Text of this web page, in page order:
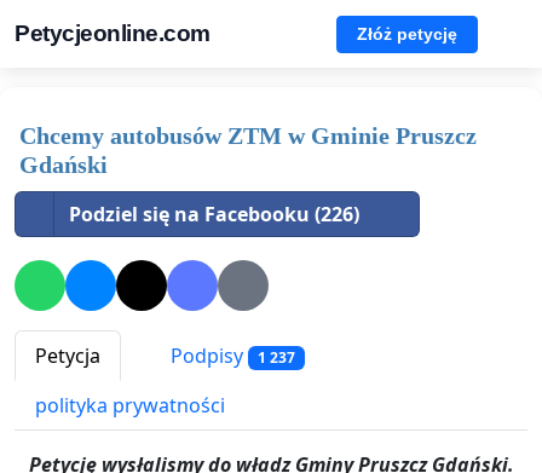
Petycjeonline.com Złóż petycję
Chcemy autobusów ZTM w Gminie Pruszcz
Gdański
Podziel się na Facebooku (226)
Petycja Podpisy 1 237
polityka prywatności
Petycję wysłalismy do władz Gminy Pruszcz Gdański.